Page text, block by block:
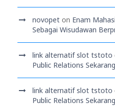
novopet on Enam
Sebagai Wisudawan
link alternatif slot tstoto
Public Relations
link alternatif slot tstoto
Public Relations